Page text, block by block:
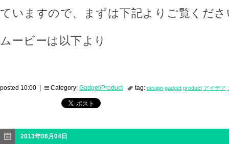
ていますので、まずは下記よりご覧くださ
ムービーは以下より
posted 10:00 | Category: Gadget/Product tag: design gadget product アイデア
2013年06月04日